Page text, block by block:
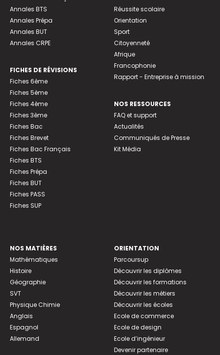
Annales BTS
Annales Prépa
Annales BUT
Annales CRPE
FICHES DE RÉVISIONS
Fiches 6ème
Fiches 5ème
Fiches 4ème
Fiches 3ème
Fiches Bac
Fiches Brevet
Fiches Bac Français
Fiches BTS
Fiches Prépa
Fiches BUT
Fiches PASS
Fiches SUP
Réussite scolaire
Orientation
Sport
Citoyenneté
Afrique
Francophonie
Rapport - Entreprise à mission
NOS RESSOURCES
FAQ et support
Actualités
Communiqués de Presse
Kit Média
NOS MATIÈRES
Mathématiques
Histoire
Géographie
SVT
Physique Chimie
Anglais
Espagnol
Allemand
ORIENTATION
Parcoursup
Découvrir les diplômes
Découvrir les formations
Découvrir les métiers
Découvrir les écoles
Ecole de commerce
Ecole de design
Ecole d’ingénieur
Devenir partenaire